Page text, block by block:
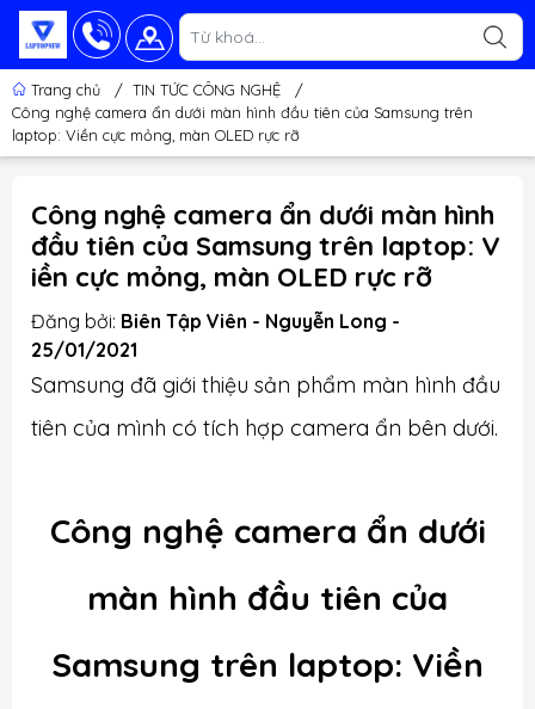
Trang chủ / TIN TỨC CÔNG NGHỆ
/
Công nghệ camera ẩn dưới màn hình đầu tiên của Samsung trên
laptop: Viền cực mỏng, màn OLED rực rỡ
Công nghệ camera ẩn dưới màn hình
đầu tiên của Samsung trên laptop: V
iền cực mỏng, màn OLED rực rỡ
Đăng bởi: Biên Tập Viên - Nguyễn Long -
25/01/2021
Samsung đã giới thiệu sản phẩm màn hình đầu
tiên của mình có tích hợp camera ẩn bên dưới.
Công nghệ camera ẩn dưới
màn hình đầu tiên của
Samsung trên laptop: Viền